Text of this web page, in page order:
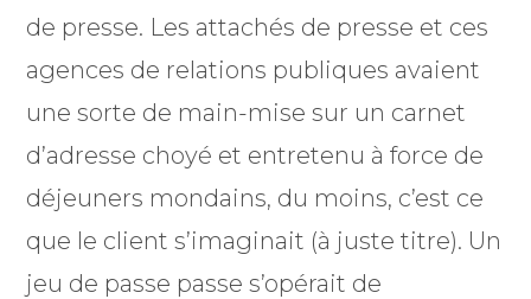
de presse. Les attachés de presse et ces
agences de relations publiques avaient
une sorte de main-mise sur un carnet
d’adresse choyé et entretenu à force de
déjeuners mondains, du moins, c’est ce
que le client s’imaginait (à juste titre). Un
jeu de passe passe s’opérait de